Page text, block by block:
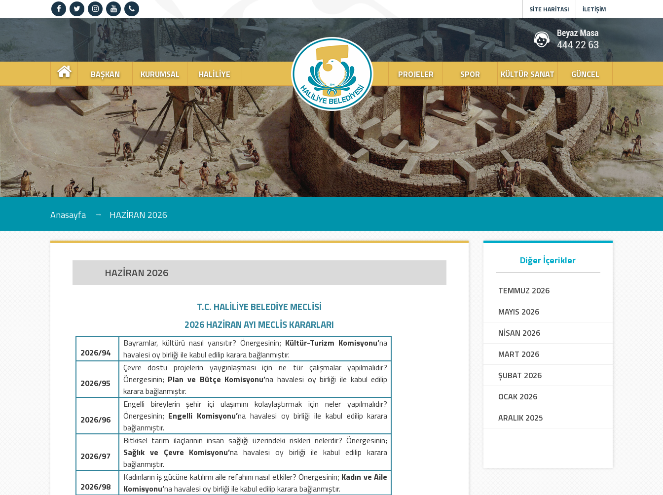
SİTE HARİTASI İLETİŞİM
BAŞKAN KURUMSAL HALILIYE PROJELER SPOR KÜLTÜR SANAT GÜNCEL
Anasayfa HAZİRAN 2026
HAZİRAN 2026
T.C. HALİLİYE BELEDİYE MECLİSİ
2026 HAZİRAN AYI MECLİS KARARLARI
2026/94
Bayramlar, kültürü nasıl yansıtır? Önergesinin; Kültür-Turizm Komisyonu’na
havalesi oy birliği ile kabul edilip karara bağlanmıştır.
2026/95
Çevre dostu projelerin yaygınlaşması için ne tür çalışmalar yapılmalıdır?
Önergesinin; Plan ve Bütçe Komisyonu’na havalesi oy birliği ile kabul edilip
karara bağlanmıştır.
2026/96
Engelli bireylerin şehir içi ulaşımını kolaylaştırmak için neler yapılmalıdır?
Önergesinin; Engelli Komisyonu’na havalesi oy birliği ile kabul edilip karara
bağlanmıştır.
2026/97
Bitkisel tarım ilaçlarının insan sağlığı üzerindeki riskleri nelerdir? Önergesinin;
Sağlık ve Çevre Komisyonu’na havalesi oy birliği ile kabul edilip karara
bağlanmıştır.
2026/98
Kadınların iş gücüne katılımı aile refahını nasıl etkiler? Önergesinin; Kadın ve Aile
Komisyonu’nahavalesi oy birliği ile kabul edilip karara bağlanmıştır.
Diğer İçerikler
TEMMUZ 2026
MAYIS 2026
NİSAN 2026
MART 2026
ŞUBAT 2026
OCAK 2026
ARALIK 2025
Kurumsal
Haliliye
Projeler
Spor
Kültür
Sanat
Güncel